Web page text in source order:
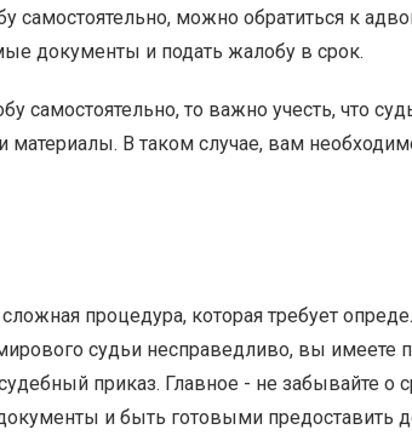
самостоятельно, можно обратиться к
документы и подать жалобу в срок.
самостоятельно, то важно учесть, что
В таком случае, вам
процедура, которая требует
судьи несправедливо, вы имеете
приказ. Главное - не забывайте о
и быть готовыми предоставить